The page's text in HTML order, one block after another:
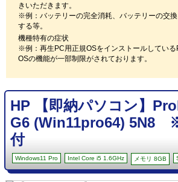
きいただきます。
※例：バッテリーの完全消耗、バッテリーの交
する等。
機種特有の症状
※例：再生PC用正規OSをインストールしている
OSの機能が一部制限がされております。
HP 【即納パソコン】
G6 (Win11pro64) 5N8
付
Windows11 Pro Intel Core i5 1.6GHz メモリ 8GB